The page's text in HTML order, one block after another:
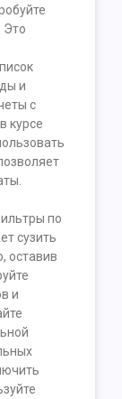
Это
и
с
курсе
по
сузить
оставив
и